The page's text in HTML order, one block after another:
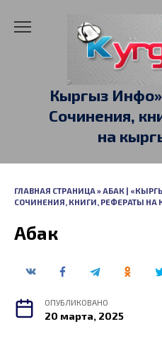
Кыргыз
Сочинения,
на
ГЛАВНАЯ СТРАНИЦА»АБАК |
СОЧИНЕНИЯ, КНИГИ, РЕФЕРАТЫ НА
Абак
ОПУБЛИКОВАНО
20 марта, 2025